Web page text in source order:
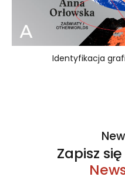
Identyfikacja
Zapisz